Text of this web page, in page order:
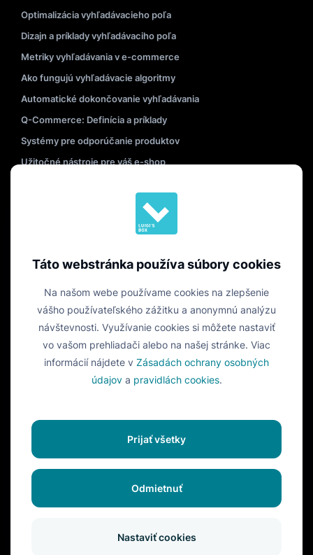
Optimalizácia vyhľadávacieho poľa
Dizajn a príklady vyhľadávaciho poľa
Metriky vyhľadávania v e-commerce
Ako fungujú vyhľadávacie algoritmy
Automatické dokončovanie vyhľadávania
Q-Commerce: Definícia a príklady
Systémy pre odporúčanie produktov
Užitočné nástroje pre váš e-shop
Nastavenie stránky so zoznamom produktov
Zákon o prístupnosti
Táto webstránka používa súbory cookies
Na našom webe používame cookies na zlepšenie
vášho používateľského zážitku a anonymnú analýzu
návštevnosti. Využívanie cookies si môžete nastaviť
vo vašom prehliadači alebo na našej stránke. Viac
informácií nájdete v Zásadách ochrany osobných
údajova pravidlách cookies.
Prijať všetky
Odmietnuť
Nastaviť cookies